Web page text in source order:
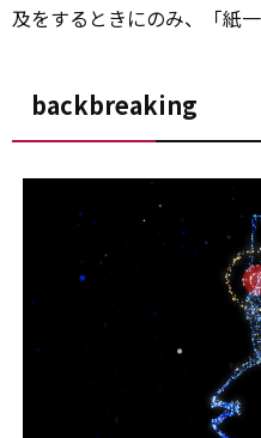
及をするときにのみ、「紙
backbreaking